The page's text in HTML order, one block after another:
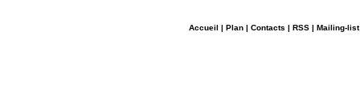
Accueil | Plan | Contacts | RSS | Mailing-list